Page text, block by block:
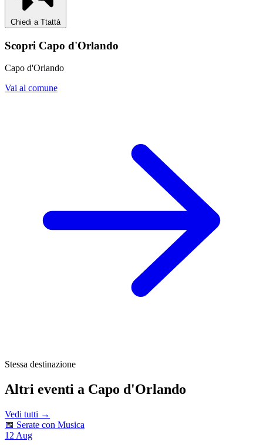
Chiedi a Ttattà
Scopri Capo d'Orlando
Capo d'Orlando
Vai al comune
Stessa destinazione
Altri eventi a Capo d'Orlando
Vedi tutti →
📅 Serate con Musica
12 Aug